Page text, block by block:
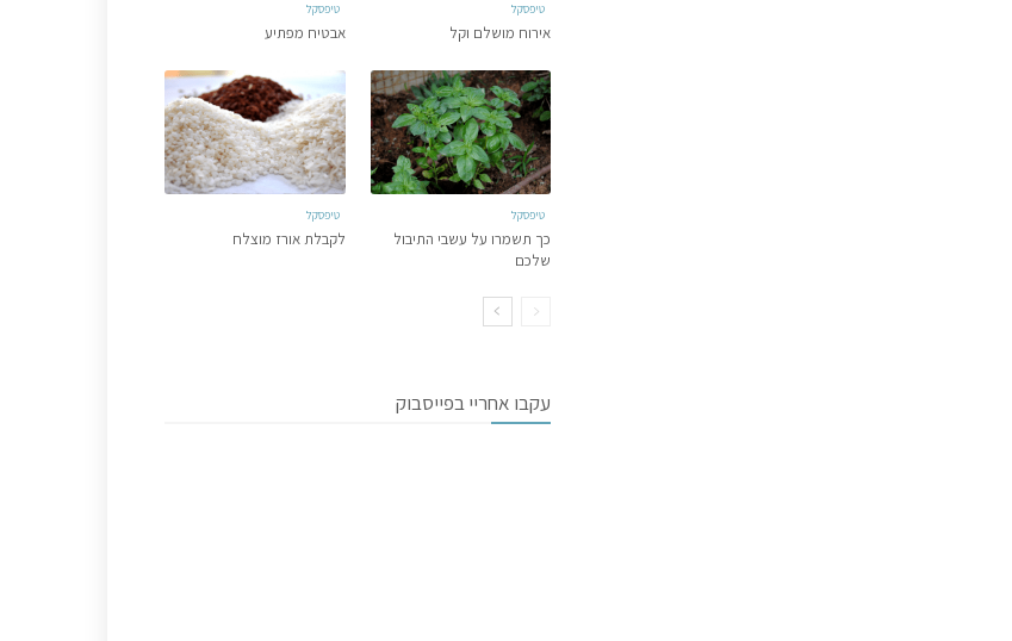
טיפסקל
אירוח מושלם וקל
טיפסקל
אבטיח מפתיע
טיפסקל
כך תשמרו על עשבי התיבול
שלכם
טיפסקל
לקבלת אורז מוצלח
עקבו אחריי בפייסבוק